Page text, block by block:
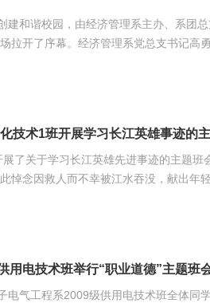
和谐校园，由经济管理系主办、系团
开了序幕。经济管理系党总支书记高
的同时还不忘提醒球员们在打好比赛之
技术1班开展学习长江英雄事迹的
了关于学习长江英雄先进事迹的主题班
社会主义核心价值体系，使大学生英雄
电技术班举行“职业道德”主题班
气工程系2009级供用电技术班全体同